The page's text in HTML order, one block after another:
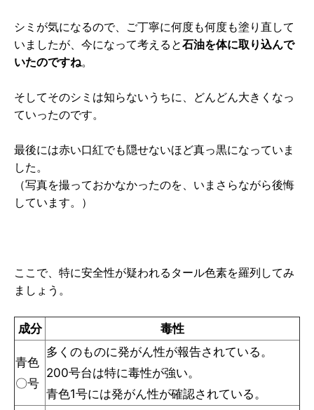
シミが気になるので、ご丁寧に何度も何度も塗り直して
いましたが、今になって考えると石油を体に取り込んで
いたのですね。
そしてそのシミは知らないうちに、どんどん大きくなっ
ていったのです。
最後には赤い口紅でも隠せないほど真っ黒になっていま
した。
（写真を撮っておかなかったのを、いまさらながら後悔
しています。）
ここで、特に安全性が疑われるタール色素を羅列してみ
ましょう。
成分 毒性
青色
〇号
多くのものに発がん性が報告されている。
200号台は特に毒性が強い。
青色1号には発がん性が確認されている。